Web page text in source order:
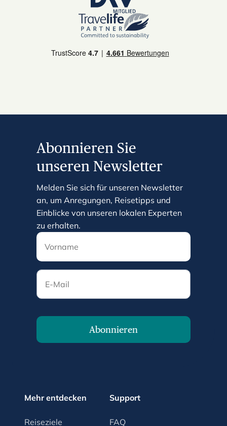
Abonnieren Sie
unseren Newsletter
Melden Sie sich für unseren Newsletter
an, um Anregungen, Reisetipps und
Einblicke von unseren lokalen Experten
zu erhalten.
E-Mail
Abonnieren
Mehr entdecken
Reiseziele
Support
FAQ